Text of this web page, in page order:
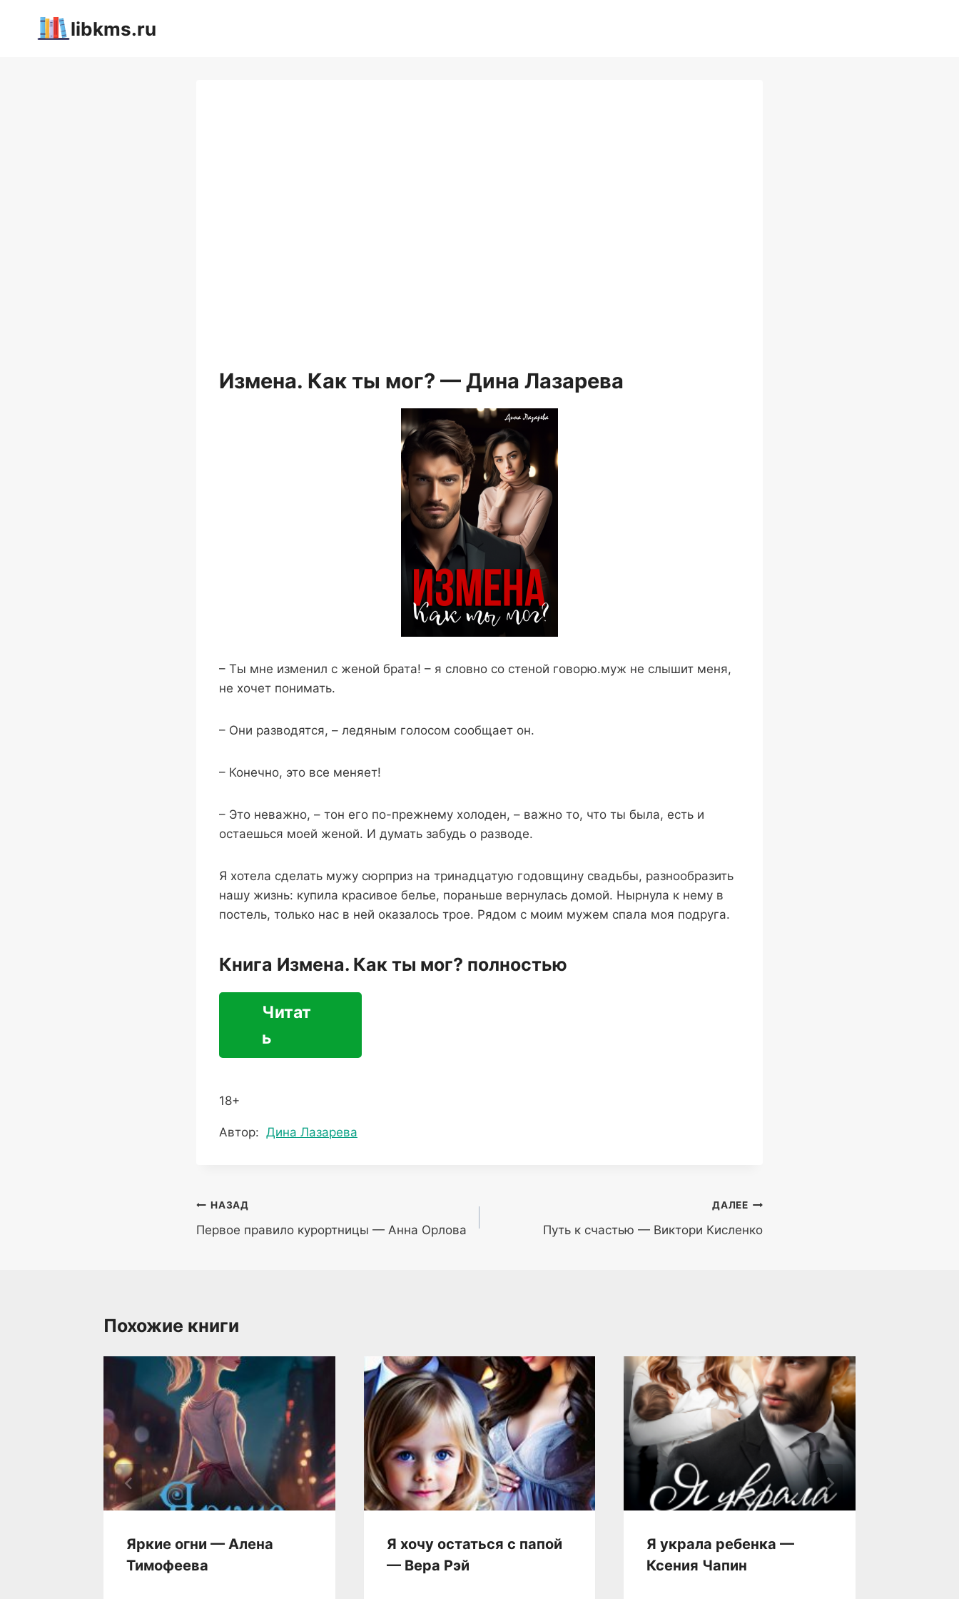
libkms.ru
Измена. Как ты мог? — Дина Лазарева
– Ты мне изменил с женой брата! – я словно со стеной говорю.муж не слышит меня,
не хочет понимать.
– Они разводятся, – ледяным голосом сообщает он.
– Конечно, это все меняет!
– Это неважно, – тон его по-прежнему холоден, – важно то, что ты была, есть и
остаешься моей женой. И думать забудь о разводе.
Я хотела сделать мужу сюрприз на тринадцатую годовщину свадьбы, разнообразить
нашу жизнь: купила красивое белье, пораньше вернулась домой. Нырнула к нему в
постель, только нас в ней оказалось трое. Рядом с моим мужем спала моя подруга.
Книга Измена. Как ты мог? полностью
Читат
ь
18+
Метки
Автор: Дина Лазарева
Навигация
по
НАЗАД
Первое правило курортницы — Анна Орлова
ДАЛЕЕ
Путь к счастью — Виктори Кисленко
Похожие книги
Яркие огни — Алена
Тимофеева
Я хочу остаться с папой
— Вера Рэй
Я украла ребенка —
Ксения Чапин